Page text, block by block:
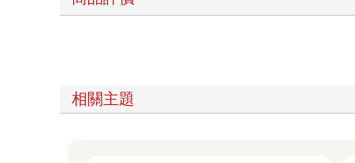
相關主題